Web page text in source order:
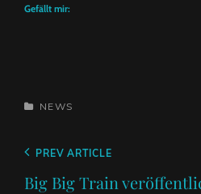
Gefällt mir:
CATEGORIES
NEWS
Beitragsnavigation
Previous
Post
PREV ARTICLE
Big Big Train